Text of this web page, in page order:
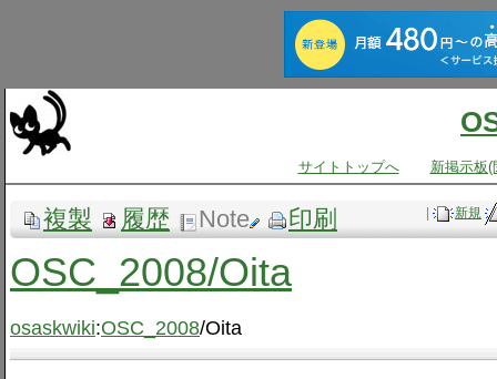
サイトトップへ 新掲示板(
| 新規
複製 履歴 Note 印刷
OSC_2008​/Oita
osaskwiki:OSC_2008/Oita